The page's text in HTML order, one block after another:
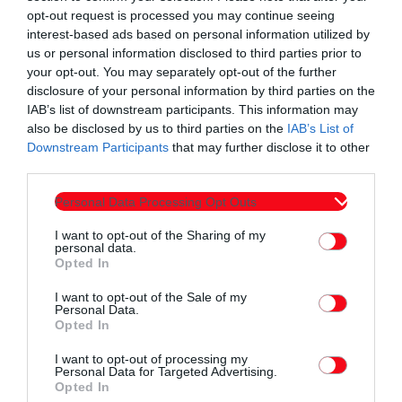
opt-out request is processed you may continue seeing
interest-based ads based on personal information utilized by
us or personal information disclosed to third parties prior to
your opt-out. You may separately opt-out of the further
disclosure of your personal information by third parties on the
IAB’s list of downstream participants. This information may
also be disclosed by us to third parties on the IAB’s List of
Downstream Participants that may further disclose it to other
Personal Data Processing Opt Outs
I want to opt-out of the Sharing of my
personal data.
Opted In
I want to opt-out of the Sale of my
Personal Data.
Opted In
I want to opt-out of processing my
Personal Data for Targeted Advertising.
Opted In
επιτελέσει δύο έργα ταυτόχρονα. Το πρώτο είναι να
υπάρξουν άμεσα αποτελέσματα στην ελεγκτική διαδικασία,
να έρθουν στο φως τα χρήματα τα οποία καταβλήθηκαν
παρανόμως σε υποτιθέμενους δικαιούχους και το δεύτερο
είναι να προχωρήσει ταχύτατα η διαδικασία μετάβασης, ώστε
το 2026 οι αποδόσεις των επιδοτήσεων να γίνουν από την
Ανεξάρτητη Αρχή Δημοσίων Εσόδων.
Με βάση τη διάταξη η ΑΑΔΕ κατ’ αρχήν αποκτά πλήρη
πρόσβαση παντού, σε κτήρια, σε ηλεκτρονικούς υπολογιστές,
σε έγγραφα και σε πληροφοριακά Συστήματα του ΟΠΕΚΕΠΕ .
Ήδη με τις εισαγγελικές παραγγελίες υπάρχει ανοιχτός
δίαυλος της Ανεξάρτητης Αρχής στα δεδομένα και αυτό
Παράλληλα, όλοι υποχρεούνται να συνεργαστούν με την
ΑΑΔΕ, από τη διοίκηση και τους υπαλλήλους της εταιρείας